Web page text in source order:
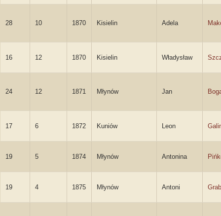
28 10 1870 Kisielin Adela
16 12 1870 Kisielin Władysław
24 12 1871 Młynów Jan
17 6 1872 Kuniów Leon
19 5 1874 Młynów Antonina
19 4 1875 Młynów Antoni